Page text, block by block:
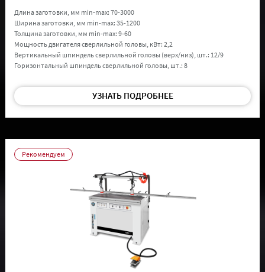
Длина заготовки, мм min-max: 70-3000
Ширина заготовки, мм min-max: 35-1200
Толщина заготовки, мм min-max: 9-60
Мощность двигателя сверлильной головы, кВт: 2,2
Вертикальный шпиндель сверлильной головы (верх/низ), шт.: 12/9
Горизонтальный шпиндель сверлильной головы, шт.: 8
УЗНАТЬ ПОДРОБНЕЕ
Рекомендуем